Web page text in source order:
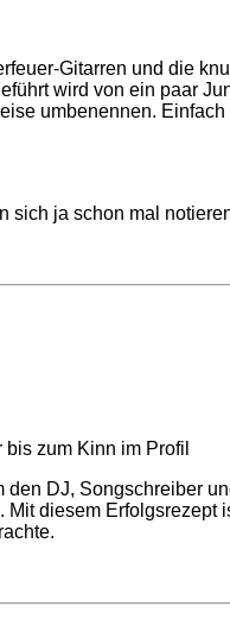
Gitarren und die
wird von ein paar
umbenennen.
sich ja schon mal
DJ, Songschreiber
diesem Erfolgsrezept